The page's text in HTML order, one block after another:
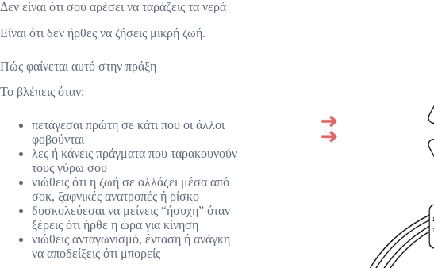
Δεν είναι ότι σου αρέσει να ταράζεις τα νερά
Είναι ότι δεν ήρθες να ζήσεις μικρή ζωή.
Πώς φαίνεται αυτό στην πράξη
Το βλέπεις όταν:
πετάγεσαι πρώτη σε κάτι που οι άλλοι
φοβούνται
λες ή κάνεις πράγματα που ταρακουνούν
τους γύρω σου
νιώθεις ότι η ζωή σε αλλάζει μέσα από
σοκ, ξαφνικές ανατροπές ή ρίσκο
δυσκολεύεσαι να μείνεις “ήσυχη” όταν
ξέρεις ότι ήρθε η ώρα για κίνηση
νιώθεις ανταγωνισμό, ένταση ή ανάγκη
να αποδείξεις ότι μπορείς